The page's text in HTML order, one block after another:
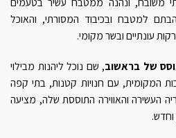
למטבח ובכיבוד המסורתי, והאוכל
עונתיים ובשר מקומי.
של בראשוב, שם נוכל ליהנות מבילוי
המקומית, עם חנויות קטנות, בתי קפה
העשירה והאווירה התוססת שלה, מציעה